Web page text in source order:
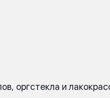
оргстекла и